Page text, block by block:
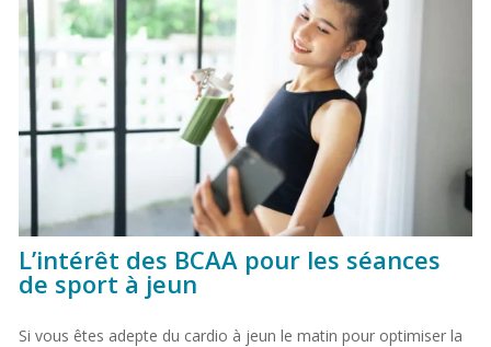
L’intérêt des BCAA pour les séances
de sport à jeun
Si vous êtes adepte du cardio à jeun le matin pour optimiser la